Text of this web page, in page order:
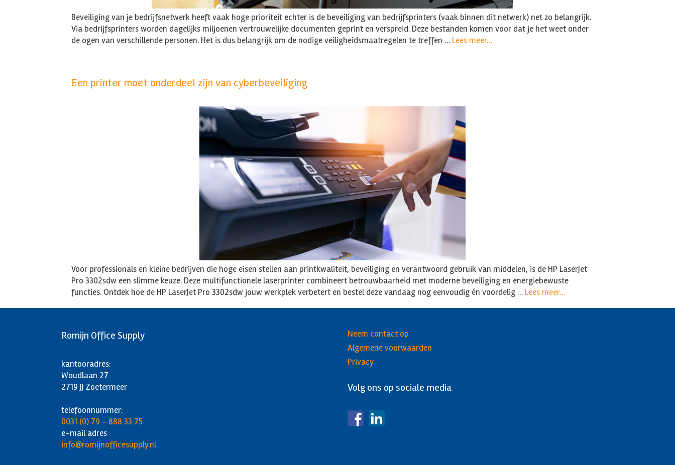
Beveiliging van je bedrijfsnetwerk heeft vaak hoge prioriteit echter is de beveiliging van bedrijfsprinters (vaak binnen dit netwerk) net zo belangrijk.
Via bedrijfsprinters worden dagelijks miljoenen vertrouwelijke documenten geprint en verspreid. Deze bestanden komen voor dat je het weet onder
de ogen van verschillende personen. Het is dus belangrijk om de nodige veiligheidsmaatregelen te treffen … Lees meer…
Een printer moet onderdeel zijn van cyberbeveiliging
Voor professionals en kleine bedrijven die hoge eisen stellen aan printkwaliteit, beveiliging en verantwoord gebruik van middelen, is de HP LaserJet
Pro 3302sdw een slimme keuze. Deze multifunctionele laserprinter combineert betrouwbaarheid met moderne beveiliging en energiebewuste
functies. Ontdek hoe de HP LaserJet Pro 3302sdw jouw werkplek verbetert en bestel deze vandaag nog eenvoudig én voordelig … Lees meer…
Romijn Office Supply
kantooradres:
Woudlaan 27
2719 JJ Zoetermeer
telefoonnummer:
0031 (0) 79 - 888 33 75
e-mail adres
info@romijnofficesupply.nl
Neem contact op
Algemene voorwaarden
Privacy
Volg ons op sociale media